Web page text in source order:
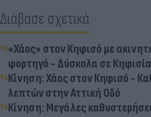
Διάβασε σχετικά
«Χάος» στον Κηφισό με
φορτηγό - Δύσκολα σε
Κίνηση: Χάος στον Κηφισό -
λεπτών στην Αττική Οδό
Κίνηση: Μεγάλες